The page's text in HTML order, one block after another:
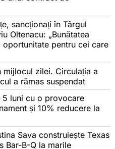
sancționați în Târgul
Oltenacu: „Bunătatea
pentru cei care
mijlocul zilei. Circulația a
a rămas suspendat
5 luni cu o provocare
și 10% reducere la
Sava construiește Texas
Bar-B-Q la marile